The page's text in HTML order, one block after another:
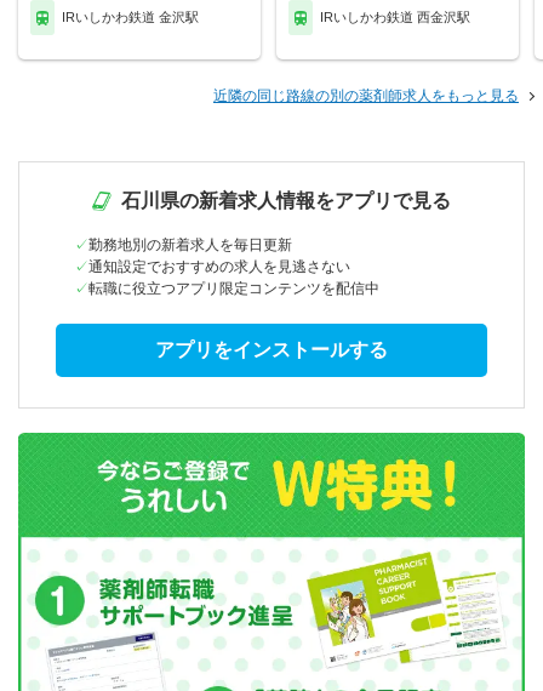
IRいしかわ鉄道 金沢駅 IRいしかわ鉄道 西金沢駅
近隣の同じ路線の別の薬剤師求人をもっと見る
石川県の新着求人情報をアプリで見る
勤務地別の新着求人を毎日更新
通知設定でおすすめの求人を見逃さない
転職に役立つアプリ限定コンテンツを配信中
アプリをインストールする